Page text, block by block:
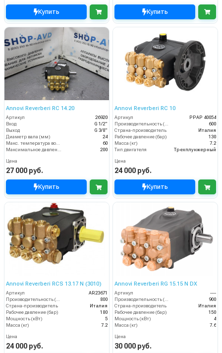
Купить Купить
Annovi Reverberi RС 14.20
Артикул
26920
Вход
G 1/2"
Выход
G 3/8"
Диаметр вала (мм)
24
Макс. температура воды (°C)
60
Максимальное давление (бар)
200
Цена
27 000 руб.
Купить
Annovi Reverberi RC 10
Артикул
PPAP 40054
Производительность (л/ч)
600
Страна-производитель
Италия
Рабочее давление (бар)
130
Масса (кг)
7.2
Тип двигателя
Трехплунжерный
Цена
24 000 руб.
Купить
Annovi Reverberi RCS 13.17 N (3010)
Артикул
AR23671
Производительность (л/ч)
800
Страна-производитель
Италия
Рабочее давление (бар)
180
Мощность (кВт)
5
Масса (кг)
7.2
Цена
24 000 руб.
Annovi Reverberi RG 15.15 N DX
Артикул
----
Производительность (л/ч)
900
Страна-производитель
Италия
Рабочее давление (бар)
150
Мощность (кВт)
4
Масса (кг)
7.6
Цена
30 000 руб.